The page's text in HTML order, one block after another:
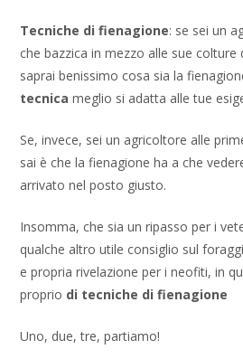
Tecniche di fienagione: se sei un
che bazzica in mezzo alle sue colture
saprai benissimo cosa sia la
tecnica meglio si adatta alle tue
Se, invece, sei un agricoltore alle
sai è che la fienagione ha a che
arrivato nel posto giusto.
Insomma, che sia un ripasso per i
qualche altro utile consiglio sul
e propria rivelazione per i neofiti, in
proprio di tecniche di fienagione
Uno, due, tre, partiamo!